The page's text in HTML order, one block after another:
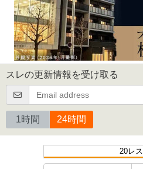
スレの更新情報を受け取る
1時間 24時間
20レス